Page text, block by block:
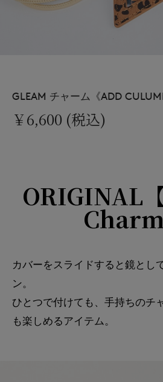
GLEAM チャーム《ADD
￥6,600 (税込)
ORIGINAL
Charm
カバーをスライドすると鏡とし
ン。
ひとつで付けても、手持ちのチ
も楽しめるアイテム。